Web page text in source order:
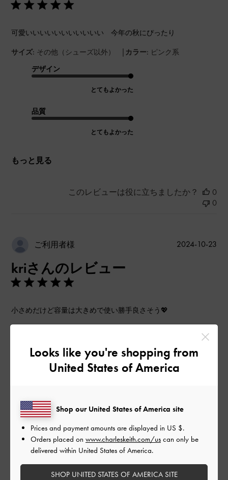
可愛いいいいいいいいいいい 今年の秋にぴったり
サイズ: その他（シューズ以外） | カラー: ピンク系
デザイン
とてもよかった
品質
とてもよかった
もっと見る
このレビューは役に立ちましたか？
0
0
ご利用者様
kriさんのレビュー
小さめだけど容量は大きめで使い勝手良さそう💖
デザイン
とてもよかった
とてもよかった
もっと見る
公
2024-10-23
このレビューは役に立ちましたか？
Looks like you're shopping from
United States of America
Shop our United States of America site
Prices and payment amounts are displayed in US $.
Orders placed on www.charleskeith.com/us can only be
delivered within United States of America.
SHOP UNITED STATES OF AMERICA SITE